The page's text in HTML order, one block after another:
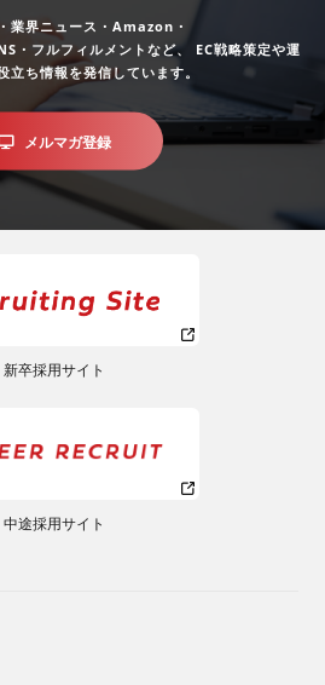
業界ニュース・Amazon・
・フルフィルメントなど、
EC戦略策定や運
立ち情報を発信しています。
メルマガ登録
新卒採用サイト
中途採用サイト